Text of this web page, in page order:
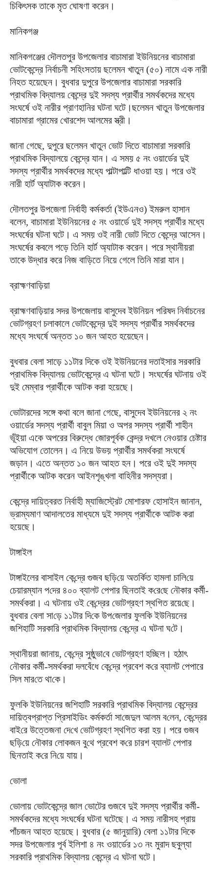
চিকিৎসক তাকে মৃত ঘোষণা করেন।
মানিকগঞ্জ
মানিকগঞ্জের দৌলতপুর উপজেলার বাচামারা ইউনিয়নের বাচামারা
ভোটকেন্দ্রে নির্বাচনী সহিংসতায় ছলেমন খাতুন (৫০) নামে এক নারী
নিহত হয়েছেন। বুধবার দুপুরে উপজেলার বাচামারা সরকারি
প্রাথমিক বিদ্যালয় কেন্দ্রে দুই সদস্য প্রার্থীর সমর্থকদের মধ্যে
সংঘর্ষে ওই নারীর প্রাণহানির ঘটনা ঘটে।ছলেমন খাতুন উপজেলার
বাচামারা গ্রামের খোরশেদ আলমের স্ত্রী।
জানা গেছে, দুপুরে ছলেমন খাতুন ভোট দিতে বাচামারা সরকারি
প্রাথমিক বিদ্যালয়ে কেন্দ্রে যান। এ সময় ৫ নং ওয়ার্ডের দুই
সদস্য প্রার্থীর সমর্থকদের মধ্যে পাল্টাপাল্টি ধাওয়া হয়। পরে ওই
নারী হার্ট অ্যাটাক করেন।
দৌলতপুর উপজেলা নির্বাহী কর্মকর্তা (ইউএনও) ইমরুল হাসান
বলেন, বাচামারা ইউনিয়নের ৫ নং ওয়ার্ডে দুই সদস্য প্রার্থীর মধ্যে
সংঘর্ষের ঘটনা ঘটে। এ সময় ওই নারী ভোট দিতে কেন্দ্রে আসেন।
সংঘর্ষের কবলে পড়ে তিনি হার্ট অ্যাটাক করেন। পরে স্থানীয়রা
তাকে উদ্ধার করে নিজ বাড়িতে নিয়ে গেলে তিনি মারা যান।
ব্রাহ্মণবাড়িয়া
ব্রাহ্মণবাড়িয়ার সদর উপজেলায় বাসুদেব ইউনিয়ন পরিষদ নির্বাচনের
ভোটগ্রহণ চলাকালে ভোটকেন্দ্রে দুই সদস্য প্রার্থীর সমর্থকদের
মধ্যে সংঘর্ষে অন্তত ১০ জন আহত হয়েছেন।
বুধবার বেলা সাড়ে ১১টার দিকে ওই ইউনিয়নের দতাইসার সরকারি
প্রাথমিক বিদ্যালয় ভোটকেন্দ্রে এ ঘটনা ঘটে। সংঘর্ষের ঘটনায় ওই
দুই মেম্বার প্রার্থীকে আটক করা হয়েছে।
ভোটারদের সঙ্গে কথা বলে জানা গেছে, বাসুদেব ইউনিয়নের ২ নং
ওয়ার্ডের সদস্য প্রার্থী বাবুল মিয়া ও অপর সদস্য প্রার্থী শাহীন
ভূঁইয়া একে অপরের বিরুদ্ধে জোরপূর্বক কেন্দ্র দখলে নেওয়ার চেষ্টার
অভিযোগ তোলেন। এ নিয়ে উভয় প্রার্থীর সমর্থকরা সংঘর্ষে
জড়ান। এতে অন্তত ১০ জন আহত হন। পরে ওই দুই সদস্য
প্রার্থীকে আটক করেন আইনশৃঙ্খলা বাহিনীর সদস্যরা।
কেন্দ্রে দায়িত্বরত নির্বাহী ম্যাজিস্ট্রেট মোশারফ হোসাইন জানান,
ভ্রাম্যমাণ আদালতের মাধ্যমে দুই সদস্য প্রার্থীকে আটক করা
হয়েছে।
টাঙ্গাই‌ল
টাঙ্গাইলের বাসাইল কে‌ন্দ্রে গুজব ছ‌ড়ি‌য়ে অত‌র্কিত হামলা চা‌লি‌য়ে
চেয়ারম্যান প‌দের ৪০০ ব্যালট পেপার ছিনতাই ক‌রে‌ছে নৌকার কর্মী-
সমর্থকরা। এ‌ ঘটনায় ওই কে‌ন্দ্রের ভোটগ্রহণ স্থগিত রয়ে‌ছে।
বুধবার বেলা সা‌ড়ে ১১টার দি‌কে উপ‌জেলার ফুল‌কি ইউনিয়নের
জ‌শিহা‌টি সরকা‌রি প্রাথ‌মিক বিদ্যালয় কে‌ন্দ্রে এ ঘটনা ঘ‌টে।
স্থানীয়রা জানায়, কে‌ন্দ্রে সুষ্ঠুভা‌বে ভোটগ্রহণ হ‌চ্ছিল। হঠাৎ
নৌকার কর্মী-সমর্থকরা দলবেঁধে কে‌ন্দ্রে প্রবেশ ক‌রে ব্যালট পেপারে
সিল মার‌তে থা‌কে।
ফুলকি ইউনিয়নের জশিহাটি সরকারি প্রাথমিক বিদ্যালয় কেন্দ্রের
দা‌য়িত্বপ্রাপ্ত প্রিসাইডিং কর্মকর্তা সা‌জেদুল আলম ব‌লেন, কে‌ন্দ্রের
বাই‌রে উত্তেজনা দে‌খে ভোটগ্রহণ স্থ‌গিত করা হয়। পরে গুজব
ছ‌ড়ি‌য়ে নৌকার লোকজন বু‌থে প্রবেশ ক‌রে চার‌শ ব্যালট পেপার
ছিনতাই ক‌রে নি‌য়ে যায়।
ভোলা
ভোলায় ভোটকেন্দ্রে জাল ভোটের গুজবে দুই সদস্য প্রার্থীর কর্মী-
সমর্থকদের মধ্যে সংঘর্ষের ঘটনা ঘটেছে। এ সময় নারীসহ প্রায়
পাঁচজন আহত হয়েছে। বুধবার (৫ জানুয়ারি) বেলা ১১টার দিকে
সদর উপজেলার পূর্ব ইলিশা ৪ নং ওয়ার্ডের ১৩ নং মুরাদ ছবুল্যা
সরকারি প্রাথমিক বিদ্যালয় কেন্দ্রে এ ঘটনা ঘটে।